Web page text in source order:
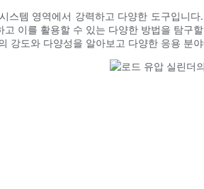
스템 영역에서 강력하고 다양한 도구입니
고 이를 활용할 수 있는 다양한 방법을 탐구
강도와 다양성을 알아보고 다양한 응용 분